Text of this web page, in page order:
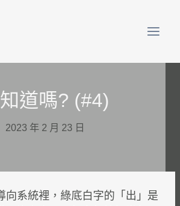
道嗎? (#4)
2023 年 2 月 23 日
向系統裡，綠底白字的「出」是